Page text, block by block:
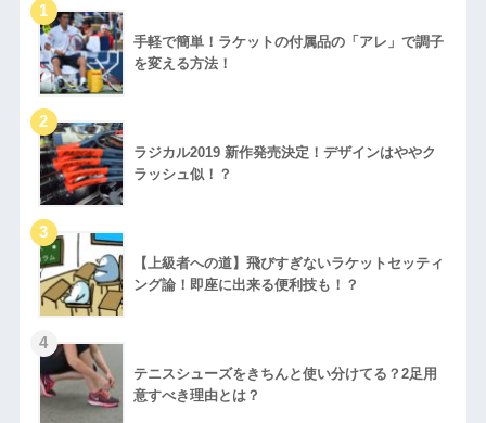
手軽で簡単！ラケットの付属品の「アレ」で調子
を変える方法！
ラジカル2019 新作発売決定！デザインはややク
ラッシュ似！？
【上級者への道】飛びすぎないラケットセッティ
ング論！即座に出来る便利技も！？
テニスシューズをきちんと使い分けてる？2足用
意すべき理由とは？